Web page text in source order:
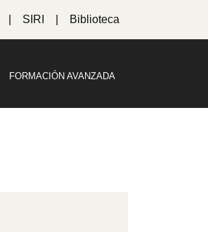
SIRI Biblioteca
FORMACIÓN AVANZADA